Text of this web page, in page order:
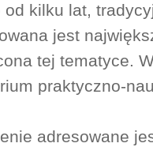
od kilku lat,
jest
tej tematyce.
praktyczno-
adresowane